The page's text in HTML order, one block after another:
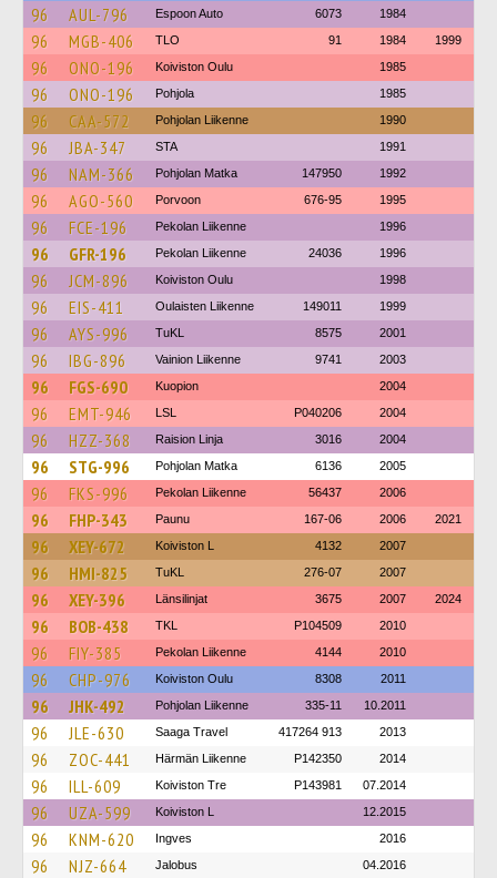
96 AUL-796 Espoon Auto 6073 1984
96 MGB-406 TLO 91 1984 1999
96 ONO-196 Koiviston Oulu 1985
96 ONO-196 Pohjola 1985
96 CAA-572 Pohjolan Liikenne 1990
96 JBA-347 STA 1991
96 NAM-366 Pohjolan Matka 147950 1992
96 AGO-560 Porvoon 676-95 1995
96 FCE-196 Pekolan Liikenne 1996
96 GFR-196 Pekolan Liikenne 24036 1996
96 JCM-896 Koiviston Oulu 1998
96 EIS-411 Oulaisten Liikenne 149011 1999
96 AYS-996 TuKL 8575 2001
96 IBG-896 Vainion Liikenne 9741 2003
96 FGS-690 Kuopion 2004
96 EMT-946 LSL P040206 2004
96 HZZ-368 Raision Linja 3016 2004
96 STG-996 Pohjolan Matka 6136 2005
96 FKS-996 Pekolan Liikenne 56437 2006
96 FHP-343 Paunu 167-06 2006 2021
96 XEY-672 Koiviston L 4132 2007
96 HMI-825 TuKL 276-07 2007
96 XEY-396 Länsilinjat 3675 2007 2024
96 BOB-438 TKL P104509 2010
96 FIY-385 Pekolan Liikenne 4144 2010
96 CHP-976 Koiviston Oulu 8308 2011
96 JHK-492 Pohjolan Liikenne 335-11 10.2011
96 JLE-630 Saaga Travel 417264 913 2013
96 ZOC-441 Härmän Liikenne P142350 2014
96 ILL-609 Koiviston Tre P143981 07.2014
96 UZA-599 Koiviston L 12.2015
96 KNM-620 Ingves 2016
96 NJZ-664 Jalobus 04.2016